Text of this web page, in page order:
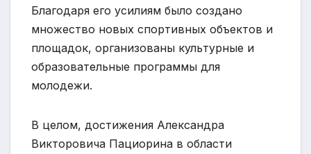
Благодаря его усилиям было создано
множество новых спортивных объектов и
площадок, организованы культурные и
образовательные программы для
молодежи.
В целом, достижения Александра
Викторовича Пациорина в области